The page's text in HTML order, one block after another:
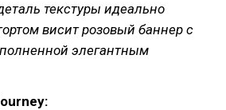
текстуры идеально
висит розовый баннер с
элегантным